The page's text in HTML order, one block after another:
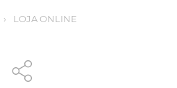
› LOJA ONLINE